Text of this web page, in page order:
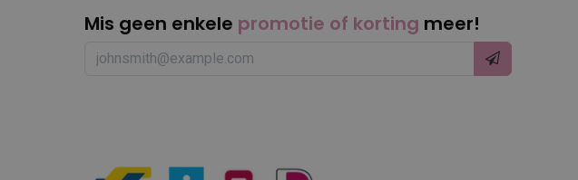
Mis geen enkele promotie of korting meer!